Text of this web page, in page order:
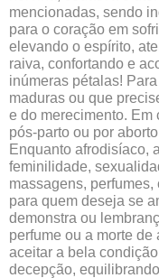
mencionadas, sendo
para o coração em
elevando o espírito,
raiva, confortando e
inúmeras pétalas!
maduras ou que
e do merecimento. Em
pós-parto ou por
Enquanto afrodisíaco,
feminilidade,
massagens,
para quem deseja se
demonstra ou
perfume ou a morte
aceitar a bela
decepção,